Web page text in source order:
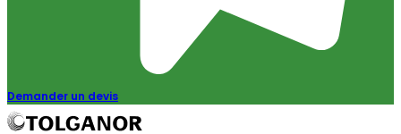
Demander un devis